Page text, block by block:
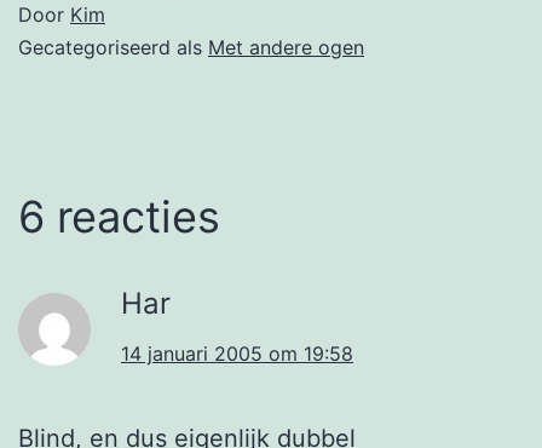
Door Kim
Gecategoriseerd als Met andere ogen
6 reacties
Har
14 januari 2005 om 19:58
Blind, en dus eigenlijk dubbel